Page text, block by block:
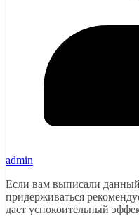
admin
Если вам выписали данный
придерживаться
дает успокоительный